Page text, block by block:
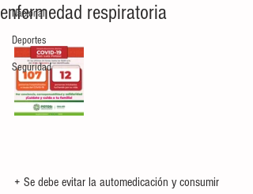
Nacional
Deportes
Seguridad
enfermedad respiratoria
+ Se debe evitar la automedicación y consumir